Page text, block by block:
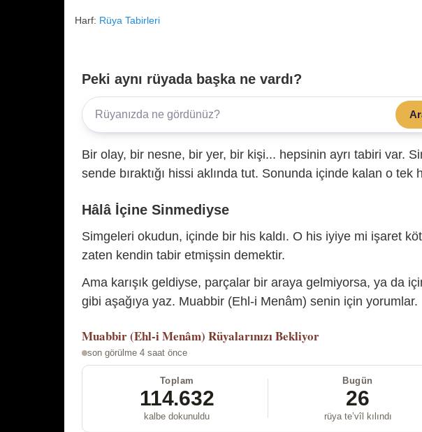
Harf: Rüya Tabirleri
Peki aynı rüyada başka ne vardı?
Bir olay, bir nesne, bir yer, bir kişi... hepsinin ayrı tabiri var.
sende bıraktığı hissi aklında tut. Sonunda içinde kalan o tek
Hâlâ İçine Sinmediyse
Simgeleri okudun, içinde bir his kaldı. O his iyiye mi işaret
zaten kendin tabir etmişsin demektir.
Ama karışık geldiyse, parçalar bir araya gelmiyorsa, ya da
gibi aşağıya yaz. Muabbir (Ehl-i Menâm) senin için yorumlar.
Muabbir (Ehl-i Menâm) Rüyalarınızı Bekliyor
son görülme 4 saat önce
Toplam
114.632
kalbe dokunuldu
Bugün
26
rüya te’vîl kılındı